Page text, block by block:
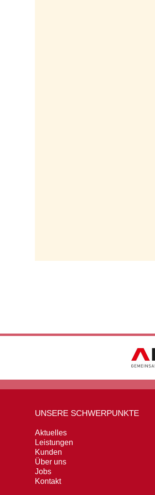
UNSERE SCHWERPUNKTE
Aktuelles
Leistungen
Kunden
Über uns
Jobs
Kontakt